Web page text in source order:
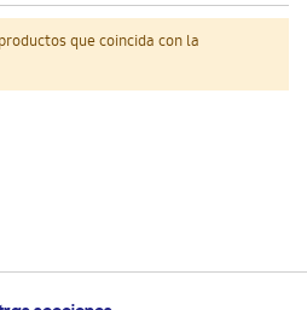
que coincida con la